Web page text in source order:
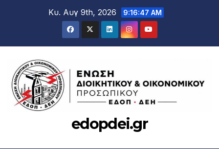
Κυ. Αυγ 9th, 2026 9:16:48 AM
edopdei.gr